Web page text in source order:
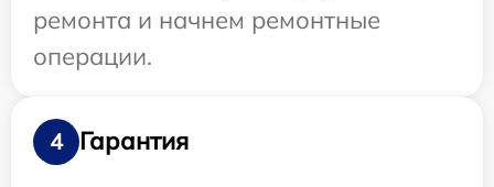
ремонта и начнем ремонтные
операции.
4
Гарантия